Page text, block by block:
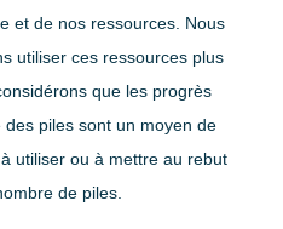
France
et de nos ressources. Nous
utiliser ces ressources plus
que les progrès
piles sont un moyen de
utiliser ou à mettre au rebut
de piles.